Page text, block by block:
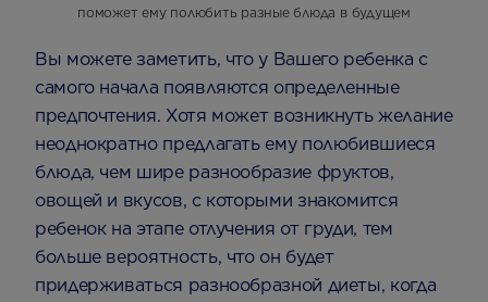
поможет ему полюбить разные блюда в будущем
Вы можете заметить, что у Вашего ребенка с
самого начала появляются определенные
предпочтения. Хотя может возникнуть желание
неоднократно предлагать ему полюбившиеся
блюда, чем шире разнообразие фруктов,
овощей и вкусов, с которыми знакомится
ребенок на этапе отлучения от груди, тем
больше вероятность, что он будет
придерживаться разнообразной диеты, когда